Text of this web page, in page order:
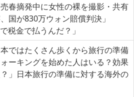
春摘発中に女性の裸を撮影・共有
国が830万ウォン賠償判決」
税金で払うんだ？」
ではたくさん歩くから旅行の準備
ーキングを始めた人はいる？効果
」日本旅行の準備に対する海外の